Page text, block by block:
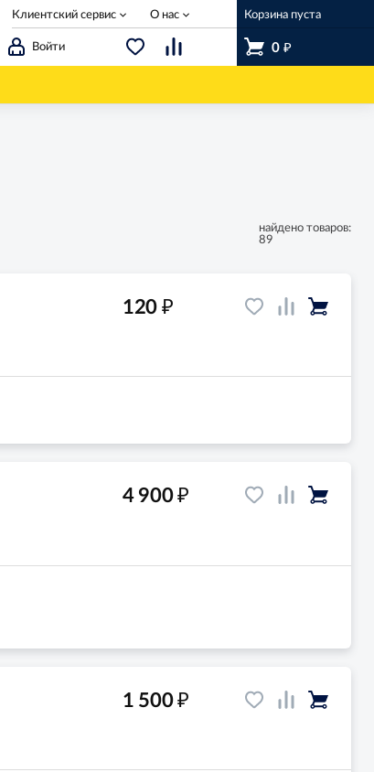
Войти
Корзина пуста
0 ₽
Клиентский сервис О нас
найдено товаров:
89
120 ₽
4 900₽
1 500₽